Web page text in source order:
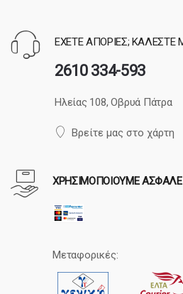
ΕΧΕΤΕ ΑΠΟΡΙΕΣ; ΚΑΛΕΣΤΕ
2610 334-593
Ηλείας 108, Οβρυά Πάτρα
Βρείτε μας στο χάρτη
ΧΡΗΣΙΜΟΠΟΙΟΥΜΕ
Μεταφορικές: